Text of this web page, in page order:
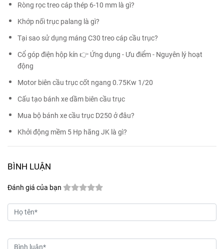
Ròng rọc treo cáp thép 6-10 mm là gì?
Khớp nối trục palang là gì?
Tại sao sử dụng máng C30 treo cáp cầu trục?
Cổ góp điện hộp kín 👉 Ứng dụng - Ưu điểm - Nguyên lý hoạt
động
Motor biên cầu trục cốt ngang 0.75Kw 1/20
Cấu tạo bánh xe dầm biên cầu trục
Mua bộ bánh xe cầu trục D250 ở đâu?
Khởi động mềm 5 Hp hãng JK là gì?
BÌNH LUẬN
Đánh giá của bạn